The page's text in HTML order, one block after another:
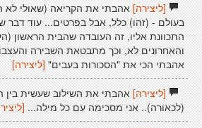
[ליצירה]אהבתי את הקריאה (שאולי לא
בעולם - (זהו) כלל, אבל בפרטים... עוד דבר
התכוונת אליו, זה העובדה שהבית הראשון
והאחרונים לא, וכך מתבטאת השבירה
אהבתי הכי את "הסכורות בעבים" [ליצירה]
[ליצירה]אהבתי את השילוב שעשית בין
(לכאורה).. אני מסכימה עם כל מילה...